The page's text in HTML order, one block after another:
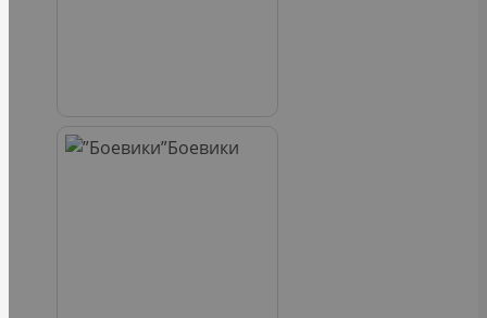
Боевики